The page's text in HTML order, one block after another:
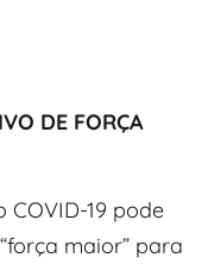
DE FORÇA
19 pode
maior” para